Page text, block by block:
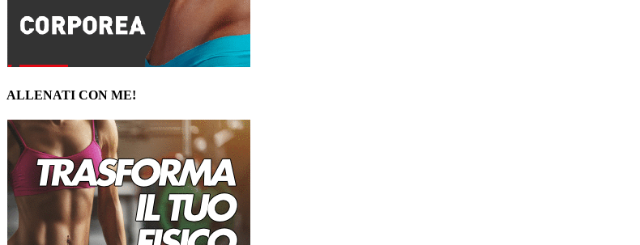
ALLENATI CON ME!